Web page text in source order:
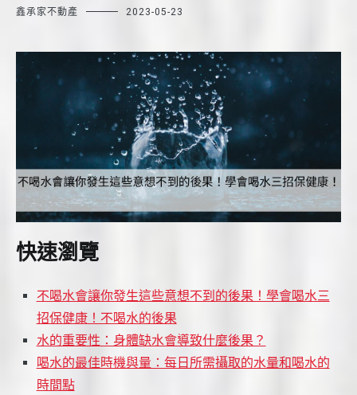
鑫承家不動產 2023-05-23
快速瀏覽
不喝水會讓你發生這些意想不到的後果！學會喝水三
招保健康！不喝水的後果
水的重要性：身體缺水會導致什麼後果？
喝水的最佳時機與量：每日所需攝取的水量和喝水的
時間點